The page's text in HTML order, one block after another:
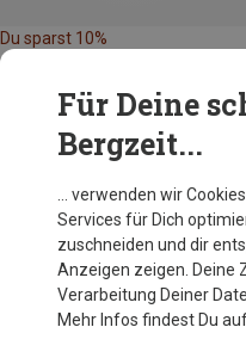
Du sparst 10%
Andere Kunden
Für Deine
Bergzeit...
… verwenden wir
Services für Dich
zuschneiden und dir
Anzeigen zeigen. Deine
Verarbeitung Deiner
Mehr Infos findest Du